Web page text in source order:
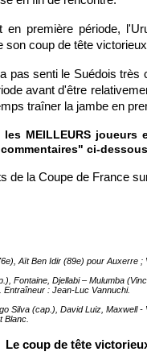
première période,
son coup de tête
pas senti le Suédois très
avant d'être
traîner la jambe en
MEILLEURS joueurs
ci-
de la Coupe de France
Aït Ben Idir (89e) pour Auxerre
Fontaine, Djellabi – Mulumba
: Jean-Luc Vannuchi.
Silva (cap.), David Luiz, Maxwell
Blanc.
Le coup de tête